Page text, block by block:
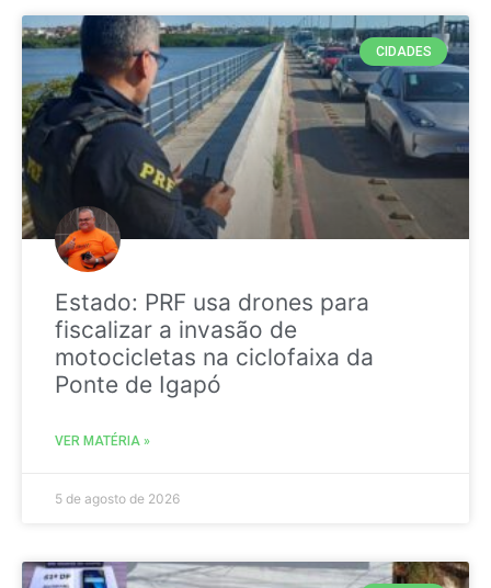
CIDADES
Estado: PRF usa drones para
fiscalizar a invasão de
motocicletas na ciclofaixa da
Ponte de Igapó
VER MATÉRIA »
5 de agosto de 2026